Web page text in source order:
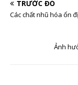
TRƯỚC ĐÓ
Các chất nhũ hóa ổn
Ảnh